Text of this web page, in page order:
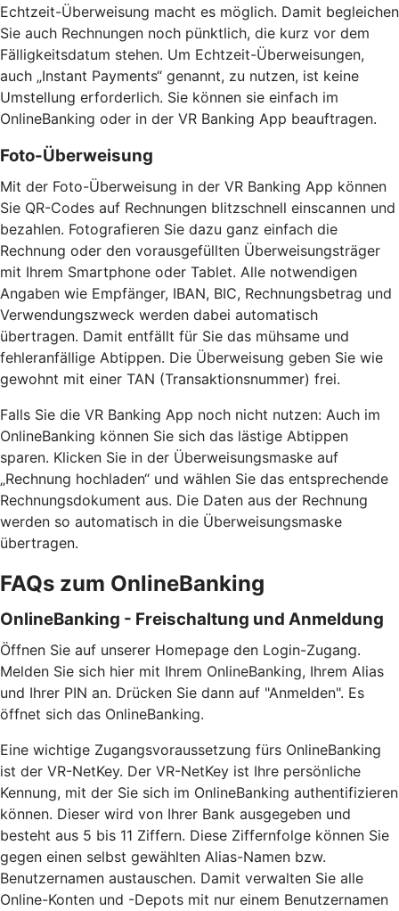
Echtzeit-Überweisung macht es möglich. Damit begleichen
Sie auch Rechnungen noch pünktlich, die kurz vor dem
Fälligkeitsdatum stehen. Um Echtzeit-Überweisungen,
auch „Instant Payments“ genannt, zu nutzen, ist keine
Umstellung erforderlich. Sie können sie einfach im
OnlineBanking oder in der VR Banking App beauftragen.
Foto-Überweisung
Mit der Foto-Überweisung in der VR Banking App können
Sie QR-Codes auf Rechnungen blitzschnell einscannen und
bezahlen. Fotografieren Sie dazu ganz einfach die
Rechnung oder den vorausgefüllten Überweisungsträger
mit Ihrem Smartphone oder Tablet. Alle notwendigen
Angaben wie Empfänger, IBAN, BIC, Rechnungsbetrag und
Verwendungszweck werden dabei automatisch
übertragen. Damit entfällt für Sie das mühsame und
fehleranfällige Abtippen. Die Überweisung geben Sie wie
gewohnt mit einer TAN (Transaktionsnummer) frei.
Falls Sie die VR Banking App noch nicht nutzen: Auch im
OnlineBanking können Sie sich das lästige Abtippen
sparen. Klicken Sie in der Überweisungsmaske auf
„Rechnung hochladen“ und wählen Sie das entsprechende
Rechnungsdokument aus. Die Daten aus der Rechnung
werden so automatisch in die Überweisungsmaske
übertragen.
FAQs zum OnlineBanking
OnlineBanking - Freischaltung und Anmeldung
Öffnen Sie auf unserer Homepage den Login-Zugang.
Melden Sie sich hier mit Ihrem OnlineBanking, Ihrem Alias
und Ihrer PIN an. Drücken Sie dann auf "Anmelden". Es
öffnet sich das OnlineBanking.
Eine wichtige Zugangsvoraussetzung fürs OnlineBanking
ist der VR-NetKey. Der VR-NetKey ist Ihre persönliche
Kennung, mit der Sie sich im OnlineBanking authentifizieren
können. Dieser wird von Ihrer Bank ausgegeben und
besteht aus 5 bis 11 Ziffern. Diese Ziffernfolge können Sie
gegen einen selbst gewählten Alias-Namen bzw.
Benutzernamen austauschen. Damit verwalten Sie alle
Online-Konten und -Depots mit nur einem Benutzernamen